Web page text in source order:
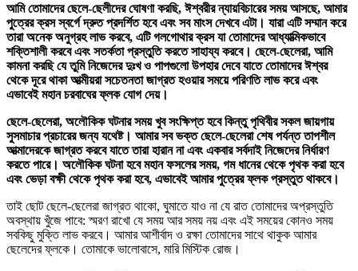
আমি তোমাদের ছেলে-ছেলীদের ঘোষণা করছি, ঈশ্বরীর ন্যায়বিচারের সময় আসছে, আমার
পুত্রের ক্রস স্বর্গে দ্রুত প্রদর্শিত হবে এবং সব মাংস দেখবে এটা। যারা এটি সম্মান করে
তারা অনেক অনুগ্রহ লাভ করবে, এটি গলগোথার ক্রস যা তোমাদের আধ্যাত্মিকভাবে
শক্তিশালী করবে এবং সতর্কতা প্রস্তুতি করতে সাহায্য করবে। ছেলে-ছেলেরা, আমি
কামনা করছি যে তুমি নিজেদের দুঃখ ও পাপগুলো উপহার দেবে যাতে তোমাদের ঈশ্বর
থেকে দূরে থাকা আত্মীয়রা সচেতনতা জাগ্রত হওয়ার সময়ে পরিণতি লাভ করে এবং
এভাবেই মহান চরবাঘের ফ্লক যোগ দেয়।
ছেলে-ছেলেরা, অলৌকিক ঘটনার সময় খুব সংক্ষিপ্ত হবে কিন্তু পৃথিবীর সকল জায়গায়
সুসমাচার প্রচারের জন্য যথেষ্ট। আমার সব ভক্ত ছেলে-ছেলেরা শেষ পর্যন্ত তাপশীল
আত্মাদেরকে জাগ্রত করবে যাতে তারা হারান না এবং একবার সর্বদাই নিজেদের নির্ধারণ
করতে পারে। অলৌকিক ঘটনা হবে মহান ফসলের সময়, গম ধানের থেকে পৃথক করা হবে
এবং ভেড়া বক্ষী থেকে পৃথক করা হবে, এভাবেই আমার পুত্রের ফ্লক প্রস্তুত থাকবে।
তাই ছোট ছেলে-ছেলেরা জাগ্রত থাকো, ঘুমাতে যাও না যে রাত তোমাদের অপ্রস্তুতি
অবস্থায় খুঁজে পাবে: স্মরণ রাখো যে সময় আর সময় নয় এবং এই সময়ের কোনও সময়
সবকিছু মুক্তি লাভ করবে। আমার আশীর্বাদ ও রক্ষা তোমাদের সাথে থাকুক আমার
ছেলেদের ফ্লকে। তোমাকে ভালোবাসে, মারি মিস্টিক রোজ।